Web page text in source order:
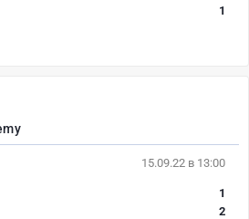
1
15.09.22 в 13:00
1
2